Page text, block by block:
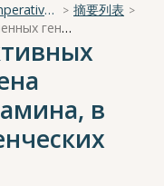
National Scientific Conference “The Imperative of Academician A. A. Ukhtomsky - the Brain and its Self-Cognition”
摘要列表
Обучение гиперактивных крыс, лишенных гена транспортера дофамина, в различных поведенческих тестах
в